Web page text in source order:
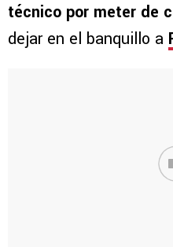
técnico por meter de
dejar en el banquillo a